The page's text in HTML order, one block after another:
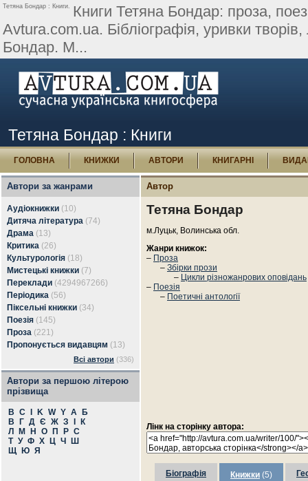
Тетяна Бондар : Книги. Книги Тетяна Бондар: проза,
Avtura.com.ua. Бібліографія, уривки творів,
Бондар. М...
Тетяна Бондар : Книги
ГОЛОВНА КНИЖКИ АВТОРИ КНИГАРНІ
Автори за жанрами
Аудіокнижки (10)
Дитяча література (74)
Драма (13)
Критика (26)
Культурологія (18)
Мистецькі книжки (7)
Переклади (4294967266)
Періодика (56)
Піксельні книжки (34)
Поезія (145)
Проза (221)
Пропонується видавцям (13)
Всі автори (336)
Автори за першою літерою
прізвища
B C K W Y А
Б
В
Г Д Є Ж З
К
Л
М Н О П Р С
Т У Ф Х Ц Ч
Ш
Щ
Ю Я
Автор
Тетяна Бондар
м.Луцьк, Волинська обл.
Жанри книжок:
– Проза
– Збірки прози
– Цикли різножанрових оповідань
– Поезія
– Поетичні антології
Лінк на сторінку автора:
Біографія Книжки (5)